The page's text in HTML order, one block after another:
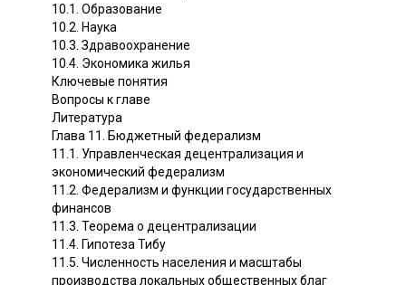
10.1. Образование
10.2. Наука
10.3. Здравоохранение
10.4. Экономика жилья
Ключевые понятия
Вопросы к главе
Литература
Глава 11. Бюджетный федерализм
11.1. Управленческая децентрализация и
экономический федерализм
11.2. Федерализм и функции государственных
финансов
11.3. Теорема о децентрализации
11.4. Гипотеза Тибу
11.5. Численность населения и масштабы
производства локальных общественных благ